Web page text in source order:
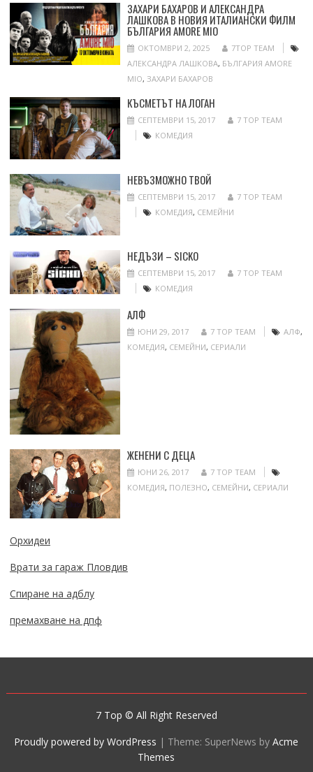
ЗАХАРИ БАХАРОВ И АЛЕКСАНДРА
ЛАШКОВА В НОВИЯ ИТАЛИАНСКИ ФИЛМ
БЪЛГАРИЯ AMORE MIO
ОКТОМВРИ 2, 2025
7TOP TEAM
АЛЕКСАНДРА ЛАШКОВА, БЪЛГАРИЯ AMORE
MIO, ЗАХАРИ БАХАРОВ
КЪСМЕТЪТ НА ЛОГАН
СЕПТЕМВРИ 15, 2017
7 TOP TEAM
КОМЕДИЯ
НЕВЪЗМОЖНО ТВОЙ
СЕПТЕМВРИ 15, 2017
7 TOP TEAM
КОМЕДИЯ, СЕМЕЙНИ
НЕДЪЗИ – SICKO
СЕПТЕМВРИ 15, 2017
7 TOP TEAM
КОМЕДИЯ
АЛФ
ЮНИ 29, 2017 7 TOP TEAM АЛФ,
КОМЕДИЯ, СЕМЕЙНИ, СЕРИАЛИ
ЖЕНЕНИ С ДЕЦА
ЮНИ 26, 2017
7 TOP TEAM
КОМЕДИЯ, ПОЛЕЗНО, СЕМЕЙНИ, СЕРИАЛИ
Орхидеи
Врати за гараж Пловдив
Спиране на адблу
премахване на дпф
7 Top © All Right Reserved
Proudly powered by WordPress | Theme: SuperNews byAcme
Themes